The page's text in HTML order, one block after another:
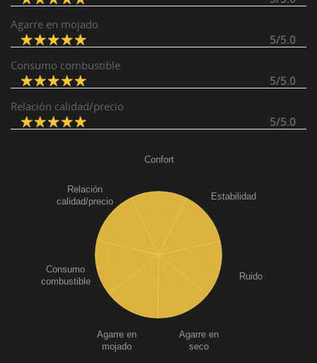
Agarre en mojado
5/5.0
Consumo combustible
5/5.0
Relación calidad/precio
5/5.0
Confort
Estabilidad
Ruido
Agarre en
seco
Agarre en
mojado
Consumo
combustible
Relación
calidad/precio